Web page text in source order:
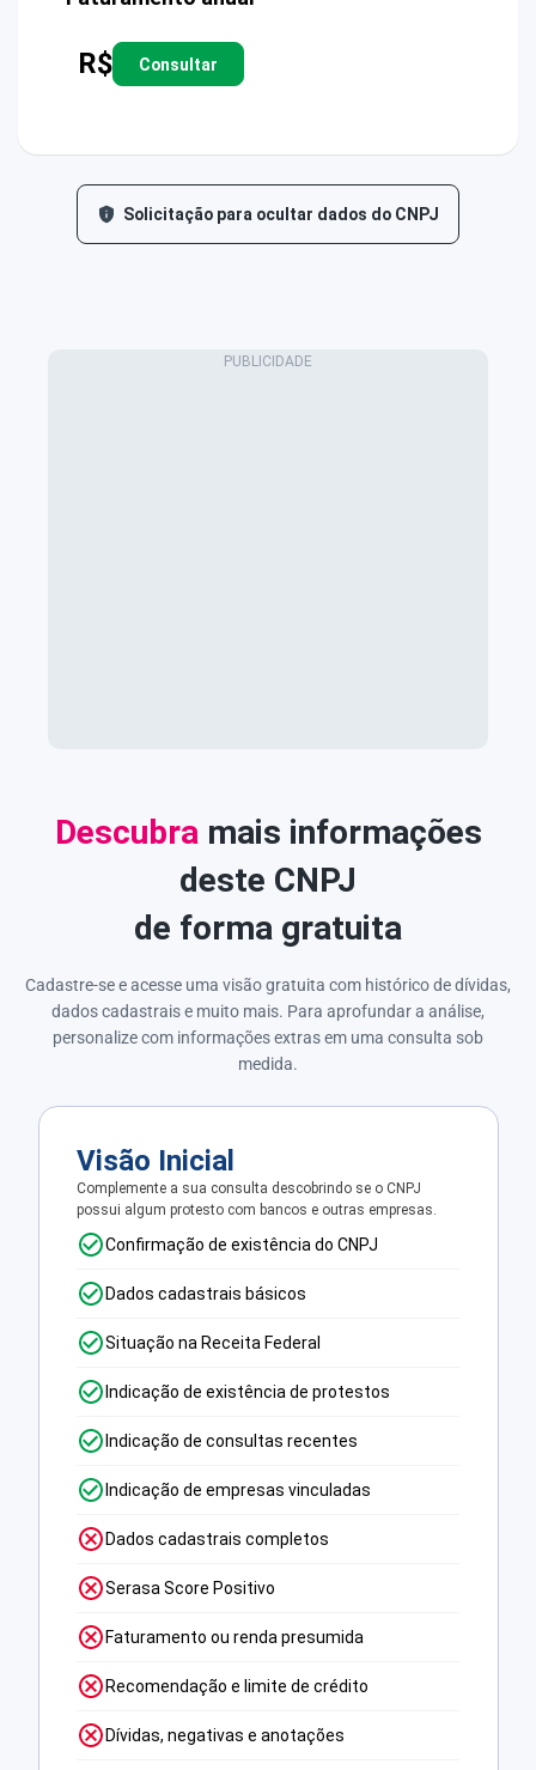
R$ Consultar
Solicitação para ocultar dados do CNPJ
Descubra mais informações
deste CNPJ
de forma gratuita
Cadastre-se e acesse uma visão gratuita com histórico de dívidas,
dados cadastrais e muito mais. Para aprofundar a análise,
personalize com informações extras em uma consulta sob
medida.
Visão Inicial
Complemente a sua consulta descobrindo se o CNPJ
possui algum protesto com bancos e outras empresas.
Confirmação de existência do CNPJ
Dados cadastrais básicos
Situação na Receita Federal
Indicação de existência de protestos
Indicação de consultas recentes
Indicação de empresas vinculadas
Dados cadastrais completos
Serasa Score Positivo
Faturamento ou renda presumida
Recomendação e limite de crédito
Dívidas, negativas e anotações